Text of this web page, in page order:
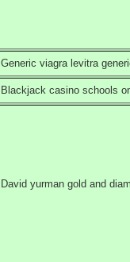
Generic viagra levitra
Blackjack casino schools
David yurman gold and